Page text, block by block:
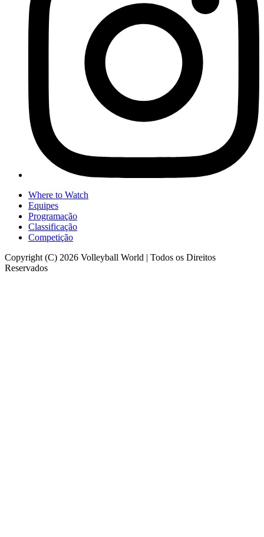
Where to Watch
Equipes
Programação
Classificação
Competição
Copyright (C) 2026 Volleyball World | Todos os Direitos
Reservados